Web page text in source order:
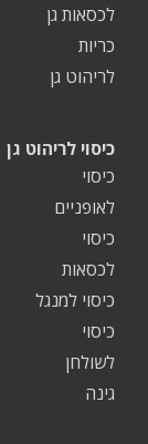
לכסאות גן
כריות
לריהוט גן
כיסוי לריהוט גן
כיסוי
לאופניים
כיסוי
לכסאות
כיסוי למנגל
כיסוי
לשולחן
גינה